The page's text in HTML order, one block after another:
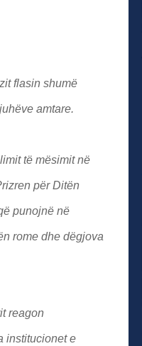
flasin shumë
amtare.
të mësimit në
për Ditën
punojnë në
rome dhe dëgjova
reagon
institucionet e